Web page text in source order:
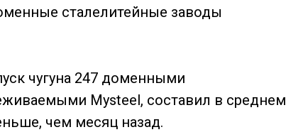
сталелитейные заводы
чугуна 247 доменными
Mysteel, составил в среднем
чем месяц назад.